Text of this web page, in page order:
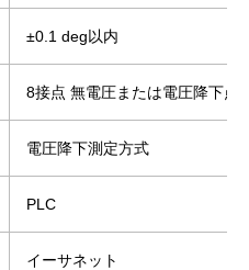
±0.1 deg以内
8接点 無電圧または電圧降下点
電圧降下測定方式
PLC
イーサネット